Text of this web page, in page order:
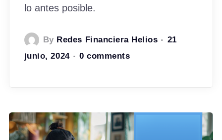
lo antes posible.
By Redes Financiera Helios
21
junio, 2024
0 comments